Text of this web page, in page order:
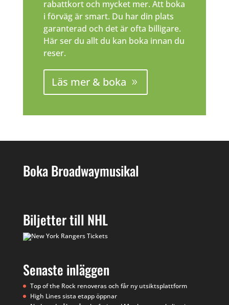
rabattkort och mycket mer. Att boka
i förväg är smart. Du har din plats
garanterad och det är ofta billigare.
Här ser du allt du kan boka innan du
reser.
Läs mer & boka
Boka Broadwaymusikal
Biljetter till NHL
Senaste inläggen
Top of the Rock renoveras och får ny utsiktsplattform
High Lines sista etapp öppnar